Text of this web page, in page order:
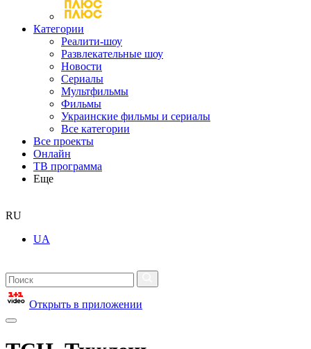
Категории
Реалити-шоу
Развлекательные шоу
Новости
Сериалы
Мультфильмы
Фильмы
Украинские фильмы и сериалы
Все категории
Все проекты
Онлайн
ТВ программа
Еще
RU
UA
Открыть в приложении